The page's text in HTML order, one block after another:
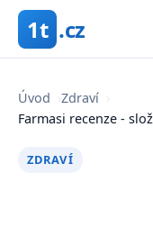
1t .cz
Úvod ›Zdraví ›
Farmasi recenze -
ZDRAVÍ